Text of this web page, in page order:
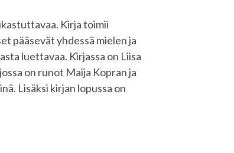
Kirja toimii
pääsevät yhdessä mielen ja
luettavaa. Kirjassa on Liisa
on runot Maija Kopran ja
Lisäksi kirjan lopussa on